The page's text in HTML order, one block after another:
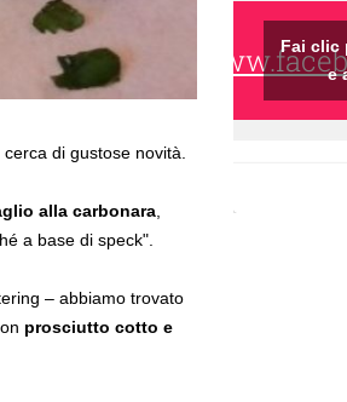
di gustose novità.
alla carbonara
a base di speck".
– abbiamo trovato
prosciutto cotto e
https://
Fai clic
e